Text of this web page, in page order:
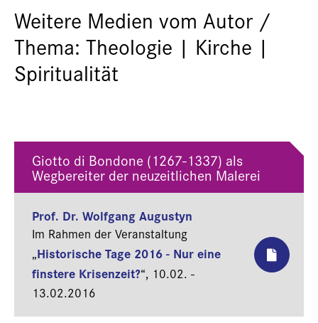
Weitere Medien vom Autor /
Thema: Theologie | Kirche |
Spiritualität
Giotto di Bondone (1267-1337) als
Wegbereiter der neuzeitlichen Malerei
Prof. Dr. Wolfgang Augustyn
Im Rahmen der Veranstaltung
„Historische Tage 2016 - Nur eine
finstere Krisenzeit?“, 10.02. -
13.02.2016